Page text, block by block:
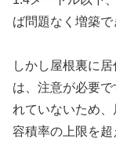
ば問題なく増築で
しかし屋根裏に
は、注意が必要
れていないため
容積率の上限を超